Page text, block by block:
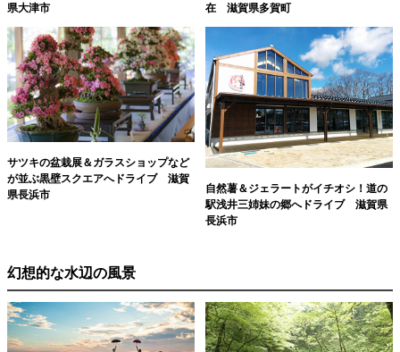
県大津市
在 滋賀県多賀町
サツキの盆栽展＆ガラスショップなど
が並ぶ黒壁スクエアへドライブ 滋賀
県長浜市
自然薯＆ジェラートがイチオシ！道の
駅浅井三姉妹の郷へドライブ 滋賀県
長浜市
幻想的な水辺の風景